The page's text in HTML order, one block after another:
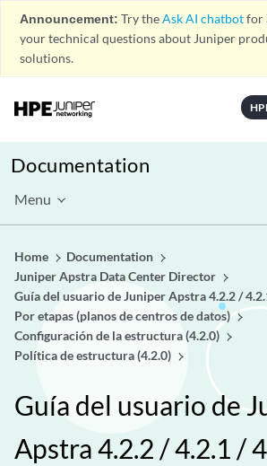
Announcement: Try theAsk AI chatbotfor
your technical questions about Juniper
solutions.
Documentation
Menu
Home
Documentation
Juniper Apstra Data Center Director
Guía del usuario de Juniper Apstra 4.2.2 /
Por etapas (planos de centros de datos)
Configuración de la estructura (4.2.0)
Política de estructura (4.2.0)
Guía del usuario de
Apstra 4.2.2 / 4.2.1 /